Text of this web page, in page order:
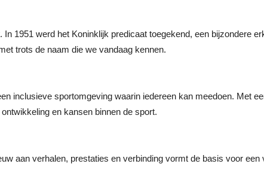
1951 werd het Koninklijk predicaat toegekend, een bijzondere
trots de naam die we vandaag kennen.
inclusieve sportomgeving waarin iedereen kan meedoen. Met
en kansen binnen de sport.
aan verhalen, prestaties en verbinding vormt de basis voor